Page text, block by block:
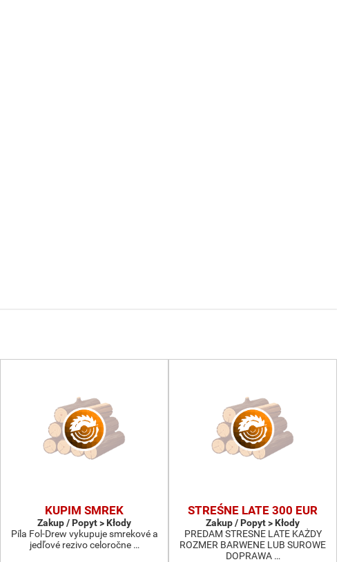
KUPIM SMREK
Zakup / Popyt > Kłody
Píla Fol-Drew vykupuje smrekové a
jedľové rezivo celoročne …
STREŚNE LATE 300 EUR
Zakup / Popyt > Kłody
PREDAM STRESNE LATE KAŻDY
ROZMER BARWENE LUB SUROWE
DOPRAWA …